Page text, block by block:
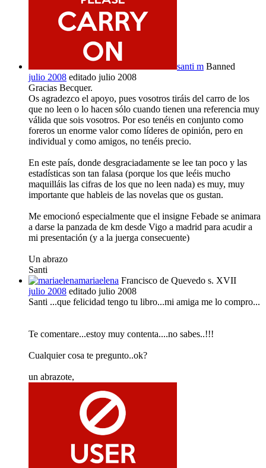
santi m Banned
julio 2008 editado julio 2008
Gracias Becquer.
Os agradezco el apoyo, pues vosotros tiráis del carro de los
que no leen o lo hacen sólo cuando tienen una referencia muy
válida que sois vosotros. Por eso tenéis en conjunto como
foreros un enorme valor como líderes de opinión, pero en
individual y como amigos, no tenéis precio.
En este país, donde desgraciadamente se lee tan poco y las
estadísticas son tan falasa (porque los que leéis mucho
maquilláis las cifras de los que no leen nada) es muy, muy
importante que hableis de las novelas que os gustan.
Me emocionó especialmente que el insigne Febade se animara
a darse la panzada de km desde Vigo a madrid para acudir a
mi presentación (y a la juerga consecuente)
Un abrazo
Santi
mariaelena Francisco de Quevedo s. XVII
julio 2008 editado julio 2008
Santi ...que felicidad tengo tu libro...mi amiga me lo compro...
Te comentare...estoy muy contenta....no sabes..!!!
Cualquier cosa te pregunto..ok?
un abrazote,